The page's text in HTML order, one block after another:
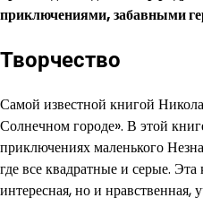
приключениями, забавными
Творчество
Самой известной книгой
Солнечном городе». В этой
приключениях маленького
где все квадратные и серые. Эта
интересная, но и нравственная,